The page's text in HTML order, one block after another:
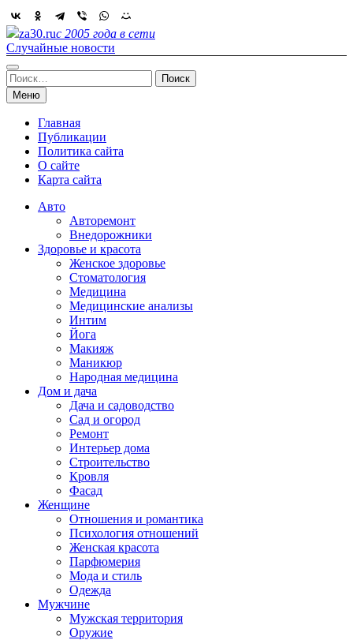
Skip
to
content
za30.ruс 2005 года в сети
Случайные новости
Найти:
Меню
Главная
Публикации
Политика сайта
О сайте
Карта сайта
Авто
Авторемонт
Внедорожники
Здоровье и красота
Женское здоровье
Стоматология
Медицина
Медицинские анализы
Интим
Йога
Макияж
Маникюр
Народная медицина
Дом и дача
Дача и садоводство
Сад и огород
Ремонт
Интерьер дома
Строительство
Кровля
Фасад
Женщине
Отношения и романтика
Психология отношений
Женская красота
Парфюмерия
Мода и стиль
Одежда
Мужчине
Мужская территория
Оружие